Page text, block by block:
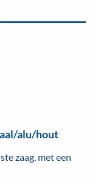
alu/hout
zaag, met een